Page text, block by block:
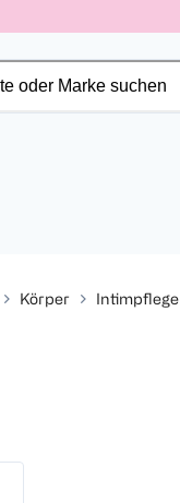
Körper Intimpflege